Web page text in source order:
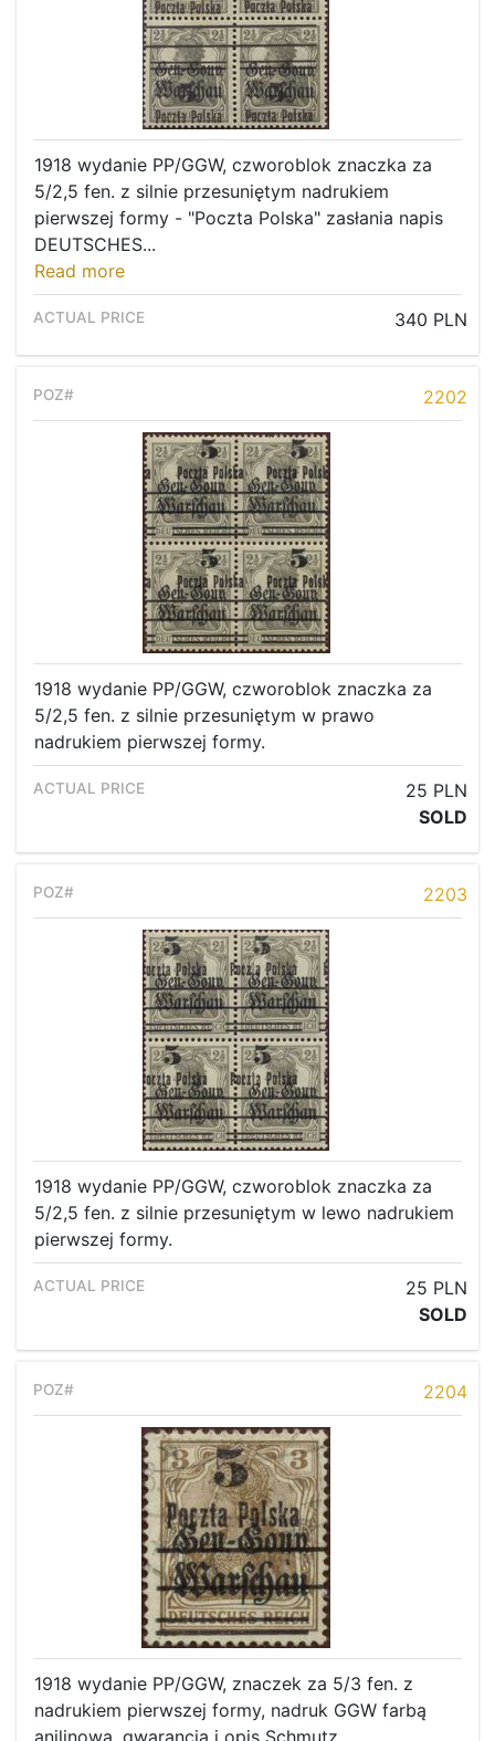
1918 wydanie PP/GGW, czworoblok znaczka za
5/2,5 fen. z silnie przesuniętym nadrukiem
pierwszej formy - "Poczta Polska" zasłania napis
DEUTSCHES...
Read more
340 PLN
2202
1918 wydanie PP/GGW, czworoblok znaczka za
5/2,5 fen. z silnie przesuniętym w prawo
nadrukiem pierwszej formy.
25 PLN
SOLD
2203
1918 wydanie PP/GGW, czworoblok znaczka za
5/2,5 fen. z silnie przesuniętym w lewo nadrukiem
pierwszej formy.
25 PLN
SOLD
2204
1918 wydanie PP/GGW, znaczek za 5/3 fen. z
nadrukiem pierwszej formy, nadruk GGW farbą